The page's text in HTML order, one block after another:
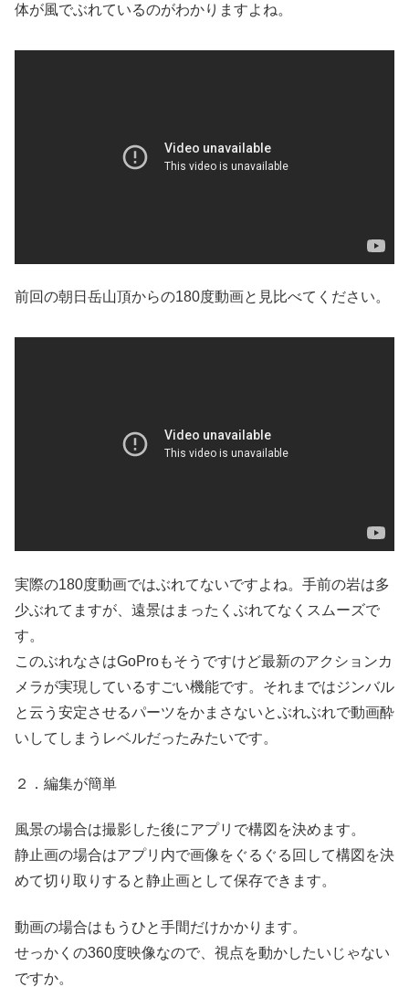
体が風でぶれているのがわかりますよね。
前回の朝日岳山頂からの180度動画と見比べてください。
実際の180度動画ではぶれてないですよね。手前の岩は多
少ぶれてますが、遠景はまったくぶれてなくスムーズで
す。
このぶれなさはGoProもそうですけど最新のアクションカ
メラが実現しているすごい機能です。それまではジンバル
と云う安定させるパーツをかまさないとぶれぶれで動画酔
いしてしまうレベルだったみたいです。
２．編集が簡単
風景の場合は撮影した後にアプリで構図を決めます。
静止画の場合はアプリ内で画像をぐるぐる回して構図を決
めて切り取りすると静止画として保存できます。
動画の場合はもうひと手間だけかかります。
せっかくの360度映像なので、視点を動かしたいじゃない
ですか。